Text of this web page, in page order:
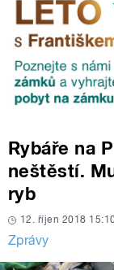
Rybáře na
neštěstí.
ryb
12. říjen 2018
Zprávy